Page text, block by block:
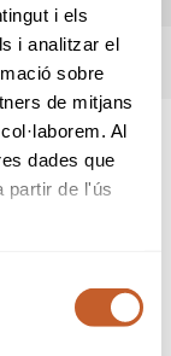
i els
i analitzar el
sobre
de mitjans
Al
dades que
partir de l'ús